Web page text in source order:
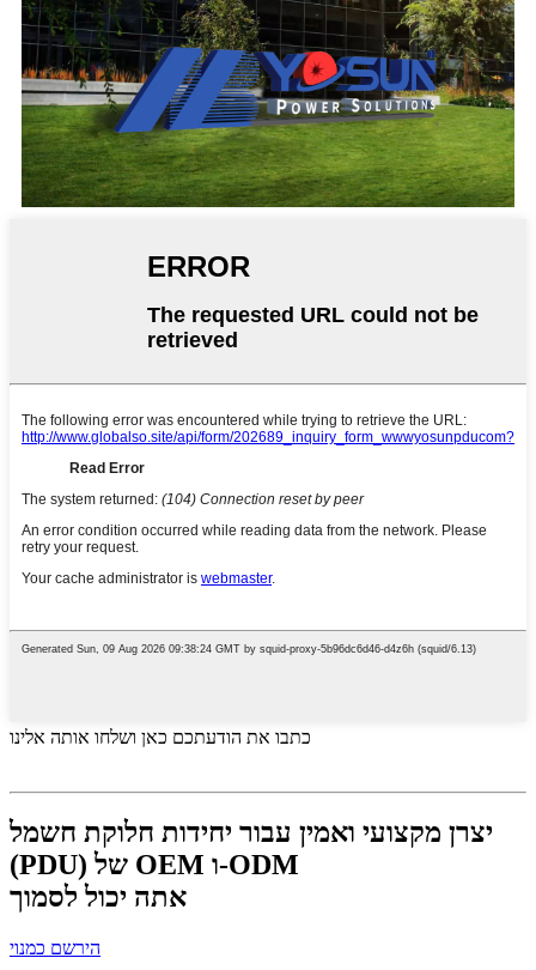
כתבו את הודעתכם כאן ושלחו אותה אלינו
יצרן מקצועי ואמין עבור יחידות חלוקת חשמל
(PDU) של OEM ו-ODM
אתה יכול לסמוך
הירשם כמנוי